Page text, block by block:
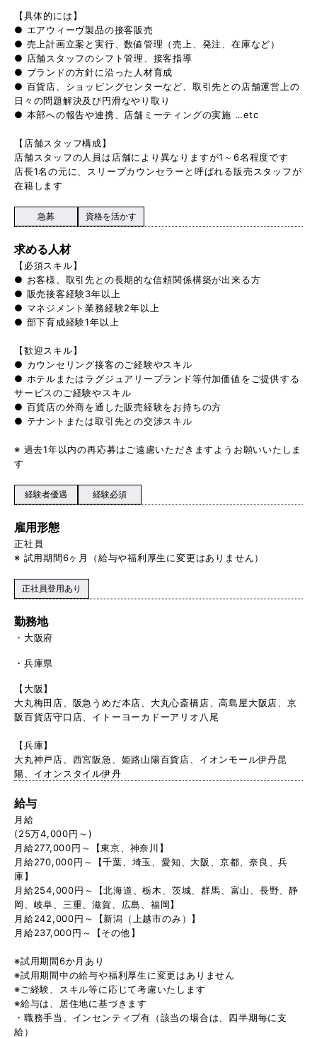
【具体的には】
● エアウィーヴ製品の接客販売
● 売上計画立案と実行、数値管理（売上、発注、在庫など）
● 店舗スタッフのシフト管理、接客指導
● ブランドの方針に沿った人材育成
● 百貨店、ショッピングセンターなど、取引先との店舗運営上の
日々の問題解決及び円滑なやり取り
● 本部への報告や連携、店舗ミーティングの実施 …etc
【店舗スタッフ構成】
店舗スタッフの人員は店舗により異なりますが1～6名程度です
店長1名の元に、スリープカウンセラーと呼ばれる販売スタッフが
在籍します
急募 資格を活かす
求める人材
【必須スキル】
● お客様、取引先との長期的な信頼関係構築が出来る方
● 販売接客経験3年以上
● マネジメント業務経験2年以上
● 部下育成経験1年以上
【歓迎スキル】
● カウンセリング接客のご経験やスキル
● ホテルまたはラグジュアリーブランド等付加価値をご提供する
サービスのご経験やスキル
● 百貨店の外商を通した販売経験をお持ちの方
● テナントまたは取引先との交渉スキル
※ 過去1年以内の再応募はご遠慮いただきますようお願いいたしま
す
経験者優遇 経験必須
雇用形態
正社員
※ 試用期間6ヶ月（給与や福利厚生に変更はありません）
正社員登用あり
勤務地
大阪府
兵庫県
【大阪】
大丸梅田店、阪急うめだ本店、大丸心斎橋店、高島屋大阪店、京
阪百貨店守口店、イトーヨーカドーアリオ八尾
【兵庫】
大丸神戸店、西宮阪急、姫路山陽百貨店、イオンモール伊丹昆
陽、イオンスタイル伊丹
給与
月給
(25万4,000円～)
月給277,000円～【東京、神奈川】
月給270,000円～【千葉、埼玉、愛知、大阪、京都、奈良、兵
庫】
月給254,000円～【北海道、栃木、茨城、群馬、富山、長野、静
岡、岐阜、三重、滋賀、広島、福岡】
月給242,000円～【新潟（上越市のみ）】
月給237,000円～【その他】
※試用期間6か月あり
※試用期間中の給与や福利厚生に変更はありません
※ご経験、スキル等に応じて考慮いたします
※給与は、居住地に基づきます
・職務手当、インセンティブ有（該当の場合は、四半期毎に支
給）